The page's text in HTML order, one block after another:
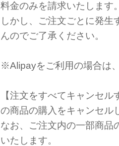
料金のみを請求いたします。
しかし、ご注文ごとに発
んのでご了承ください。
※Alipayをご利用の場合は
【注文をすべてキャンセ
の商品の購入をキャンセル
なお、ご注文内の一部商品
いたします。